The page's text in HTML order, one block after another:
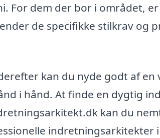
For dem der bor i området,
de specifikke stilkrav og
kan du nyde godt af
i hånd. At finde en dygtig
kan du
indretningsarkitekter